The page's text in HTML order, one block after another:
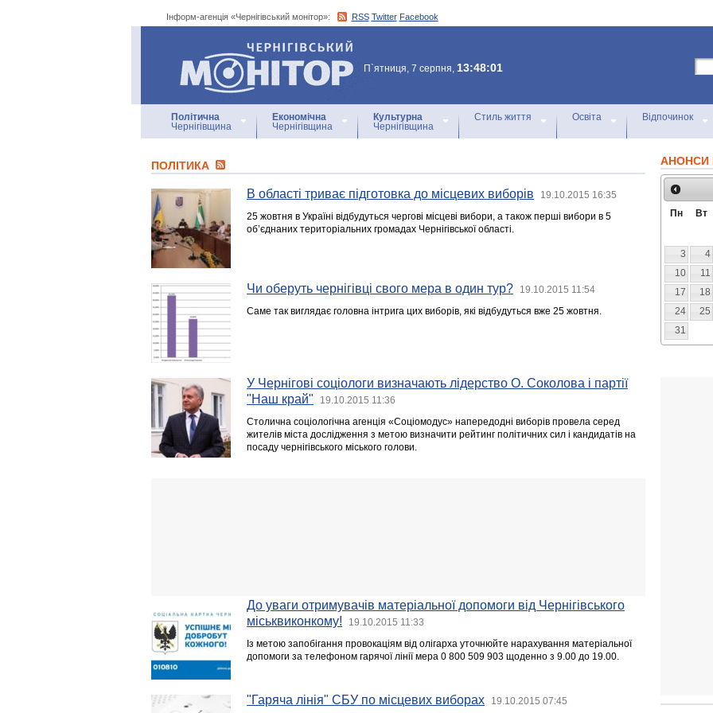
Інформ-агенція «Чернігівський монітор»: RSS Twitter Facebook
Інформ-агенція
«Чернігівський монітор»
П`ятниця, 7 серпня, 13:48:01
Політична
Чернігівщина
Економічна
Чернігівщина
Культурна
Чернігівщина
Стиль життя Освіта Відпочинок
ПОЛІТИКА
В області триває підготовка до місцевих виборів 19.10.2015 16:35
25 жовтня в Україні відбудуться чергові місцеві вибори, а також перші вибори в 5
об’єднаних територіальних громадах Чернігівської області.
Чи оберуть чернігівці свого мера в один тур? 19.10.2015 11:54
Саме так виглядає головна інтрига цих виборів, які відбудуться вже 25 жовтня.
У Чернігові соціологи визначають лідерство О. Соколова і партії
"Наш край"
19.10.2015 11:36
Столична соціологічна агенція «Соціомодус» напередодні виборів провела серед
жителів міста дослідження з метою визначити рейтинг політичних сил і кандидатів на
посаду чернігівського міського голови.
До уваги отримувачів матеріальної допомоги від Чернігівського
міськвиконкому!
19.10.2015 11:33
Із метою запобігання провокаціям від олігарха уточнюйте нарахування матеріальної
допомоги за телефоном гарячої лінії мера 0 800 509 903 щоденно з 9.00 до 19.00.
"Гаряча лінія" СБУ по місцевих виборах 19.10.2015 07:45
АНОНСИ
Пн Вт
3
4
10
11
17
18
24
25
31